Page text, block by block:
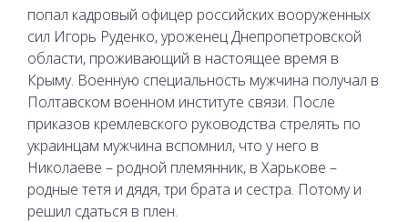
попал кадровый офицер российских вооруженных
сил Игорь Руденко, уроженец Днепропетровской
области, проживающий в настоящее время в
Крыму. Военную специальность мужчина получал в
Полтавском военном институте связи. После
приказов кремлевского руководства стрелять по
украинцам мужчина вспомнил, что у него в
Николаеве – родной племянник, в Харькове –
родные тетя и дядя, три брата и сестра. Потому и
решил сдаться в плен.